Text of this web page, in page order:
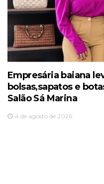
Empresária baiana
bolsas,sapatos e
Salão Sá Marina
4 de agosto de 2026